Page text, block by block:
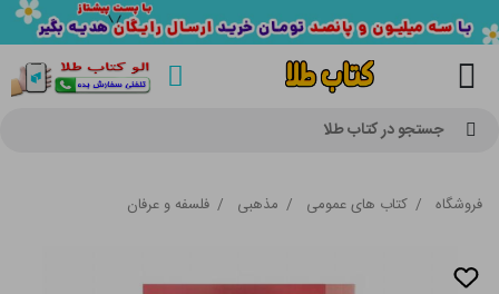
جستجو در کتاب طلا
فروشگاه / کتاب های عمومی / مذهبی / فلسفه و عرفان